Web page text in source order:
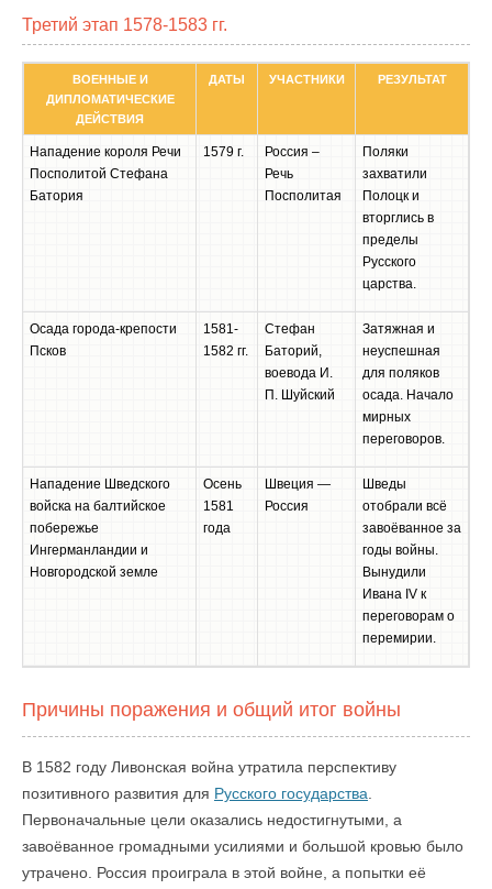
Третий этап 1578-1583 гг.
ВОЕННЫЕ И
ДИПЛОМАТИЧЕСКИЕ
ДЕЙСТВИЯ
ДАТЫ УЧАСТНИКИ РЕЗУЛЬТАТ
Нападение короля Речи
Посполитой Стефана
Батория
1579 г.
Россия –
Речь
Посполитая
Поляки
захватили
Полоцк и
вторглись в
пределы
Русского
царства.
Осада города-крепости
Псков
1581-
1582 гг.
Стефан
Баторий,
воевода И.
П. Шуйский
Затяжная и
неуспешная
для поляков
осада. Начало
мирных
переговоров.
Нападение Шведского
войска на балтийское
побережье
Ингерманландии и
Новгородской земле
Осень
1581
года
Швеция —
Россия
Шведы
отобрали всё
завоёванное за
годы войны.
Вынудили
Ивана IV к
переговорам о
перемирии.
Причины поражения и общий итог войны
В 1582 году Ливонская война утратила перспективу
позитивного развития для Русского государства
Первоначальные цели оказались недостигнутыми, а
завоёванное громадными усилиями и большой кровью было
утрачено. Россия проиграла в этой войне, а попытки её